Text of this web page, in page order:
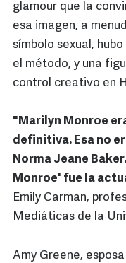
glamour que la
esa imagen, a
símbolo sexual,
el método, y una
control creativo en
"Marilyn Monroe
definitiva. Esa no
Norma Jeane
Monroe' fue la
Emily Carman,
Mediáticas de la
Amy Greene,